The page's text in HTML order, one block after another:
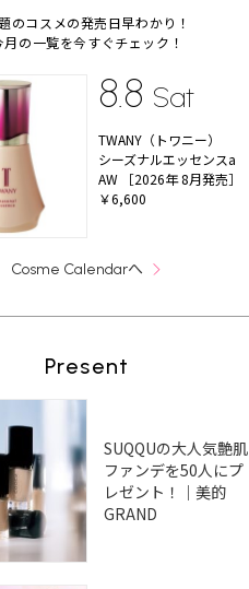
のコスメの発売日早わかり！
月の一覧を今すぐチェック！
8.8 Sat
TWANY（トワニー）
シーズナルエッセンスa
AW ［2026年 8月発売］
￥6,600
Cosme Calendarへ
Present
SUQQUの大人気艶肌
ファンデを50人にプ
レゼント！｜美的
GRAND